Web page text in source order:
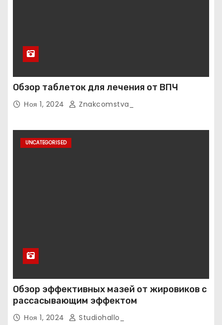
Обзор таблеток для лечения от ВПЧ
Ноя 1, 2024 Znakcomstva_
UNCATEGORISED
Обзор эффективных мазей от жировиков с
рассасывающим эффектом
Ноя 1, 2024 Studiohallo_